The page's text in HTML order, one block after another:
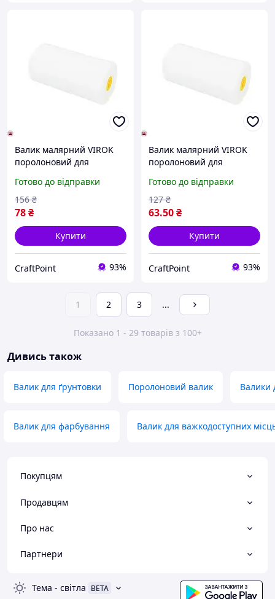
Валик малярний VIROK
поролоновий для
поверхонь 35 мм 50 мм 3
шт
Готово до відправки
78₴
156 ₴
Купити
CraftPoint 93%
Валик малярний VIROK
поролоновий для
універсальний з
діаметром 35 мм 100 мм 2
шт
Готово до відправки
63.50₴
127 ₴
Купити
CraftPoint 93%
1 2 3 ...
Показано 1 - 29 товарів з 100+
Дивись також
Валик для ґрунтовки Поролоновий валик Валики
Валик для фарбування Валик для важкодоступних
Покупцям
Продавцям
Про нас
Партнери
Тема - світла BETA